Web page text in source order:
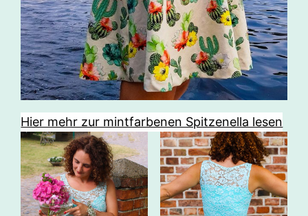
Hier mehr zur mintfarbenen Spitzenella lesen